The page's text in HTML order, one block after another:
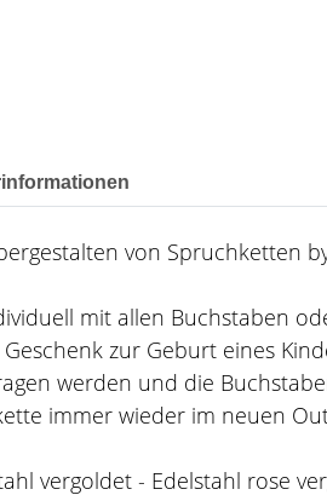
von Spruchketten
mit allen Buchstaben
zur Geburt eines
werden und die
immer wieder im neuen
vergoldet - Edelstahl rose